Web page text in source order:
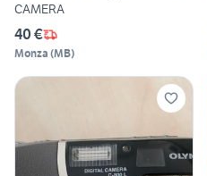
CAMERA
40 €
Monza (MB)